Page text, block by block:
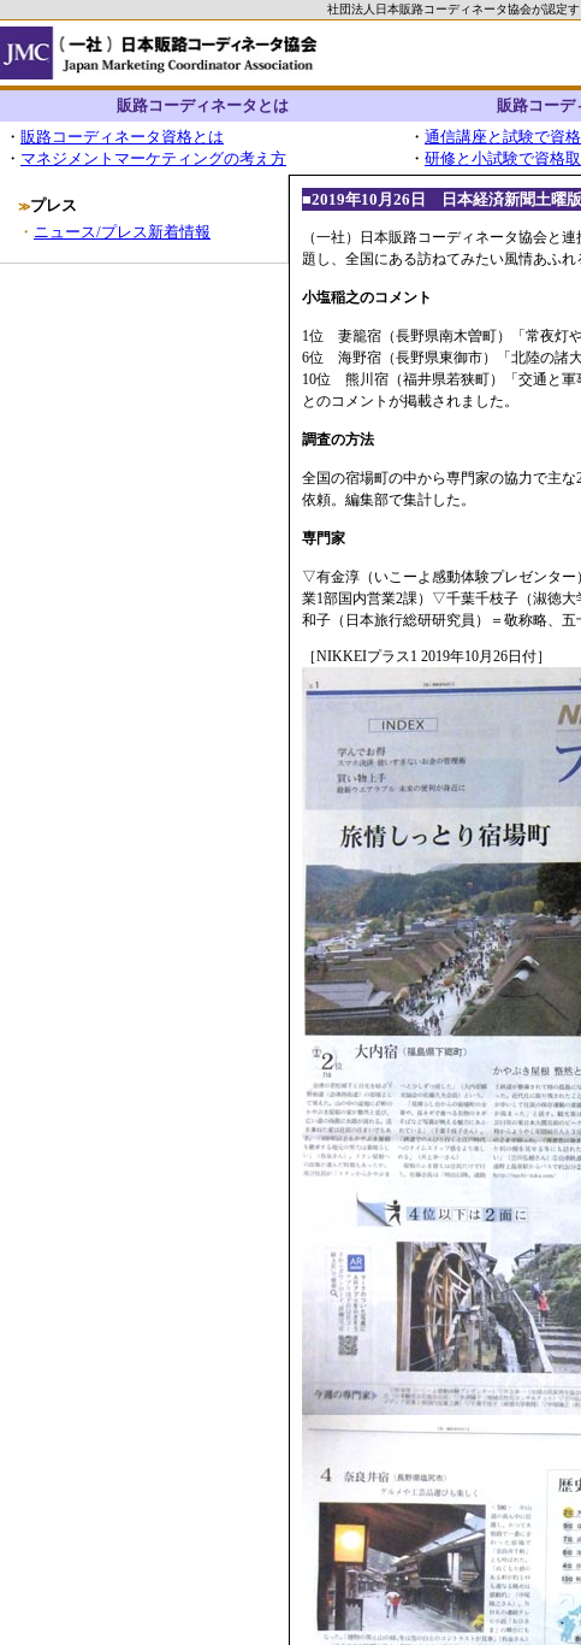
社団法人日本販路コーディネータ協会が認定
販路コーディネータとは 販路コーデ
・ 販路コーディネータ資格とは
・ マネジメントマーケティングの考え方
・ 通信講座と試験で資
・ 研修と小試験で資格
≫プレス
・ ニュース/プレス新着情報
■2019年10月26日 日本経済新聞土曜
（一社）日本販路コーディネータ協会と
題し、全国にある訪ねてみたい風情あふ
小塩稲之のコメント
1位 妻籠宿（長野県南木曽町）「常夜灯
6位 海野宿（長野県東御市）「北陸の諸
10位 熊川宿（福井県若狭町）「交通と軍
とのコメントが掲載されました。
調査の方法
全国の宿場町の中から専門家の協力で主
依頼。編集部で集計した。
専門家
▽有金淳（いこーよ感動体験プレゼンタ
業1部国内営業2課）▽千葉千枝子（淑徳
和子（日本旅行総研研究員）＝敬称略、五
［NIKKEIプラス1 2019年10月26日付］